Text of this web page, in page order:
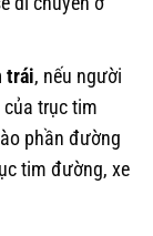
trái, nếu người
của trục tim
phần đường
tim đường, xe